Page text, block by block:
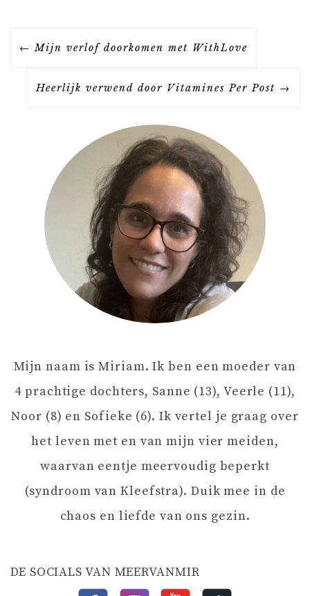
B
V
I
A
I
Mijn verlof doorkomen met WithLove
Heerlijk verwend door Vitamines Per Post
Mijn naam is Miriam. Ik ben een moeder van
4 prachtige dochters, Sanne (13), Veerle (11),
Noor (8) en Sofieke (6). Ik vertel je graag over
het leven met en van mijn vier meiden,
waarvan eentje meervoudig beperkt
(syndroom van Kleefstra). Duik mee in de
chaos en liefde van ons gezin.
DE SOCIALS VAN MEERVANMIR